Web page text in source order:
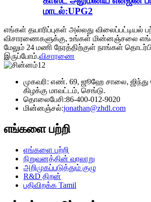
மாடல்:UPG2
எங்கள் தயாரிப்புகள் அல்லது விலைப்பட்டியல்
விசாரணைகளுக்கு, உங்கள் மின்னஞ்சலை
மேலும் 24 மணி நேரத்திற்குள் நாங்கள்
இருப்போம்.விசாரணை
முகவரி: எண். 69, ஜூஹே சாலை,
கிழக்கு மாவட்டம், செங்டு.
தொலைபேசி:86-400-012-9020
மின்னஞ்சல்:jonathan@zhdl.com
எங்களை பற்றி
எங்களை பற்றி
நிறுவனத்தின் வரலாறு
அறிமுகப்படுத்தும் குழு
R&D திறன்
பதிவிறக்க Tamil